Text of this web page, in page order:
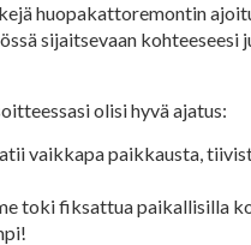
huopakattoremontin
sijaitsevaan kohteeseesi
olisi hyvä ajatus:
vaikkapa paikkausta,
toki fiksattua paikallisilla